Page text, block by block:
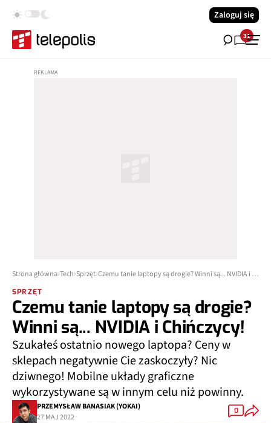
Zaloguj się
31
Strona główna Tech Sprzęt Czemu tanie laptopy są drogie? Winni są... NVIDIA i Chińczycy!
SPRZĘT
Czemu tanie laptopy są drogie?
Winni są... NVIDIA i Chińczycy!
Szukałeś ostatnio nowego laptopa? Ceny w
sklepach negatywnie Cie zaskoczyły? Nic
dziwnego! Mobilne układy graficzne
wykorzystywane są w innym celu niż powinny.
PRZEMYSŁAW BANASIAK (YOKAI)
27 MAJ 2022
0